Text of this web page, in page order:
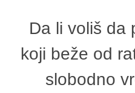
Da li voliš da
koji beže od
slobodno